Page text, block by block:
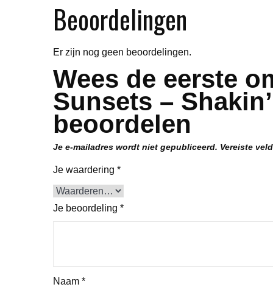
Beoordelingen
Er zijn nog geen beoordelingen.
Wees de eerste
Sunsets –
beoordelen
Je e-mailadres wordt niet gepubliceerd. Vereiste
Je waardering *
Je beoordeling *
Naam *